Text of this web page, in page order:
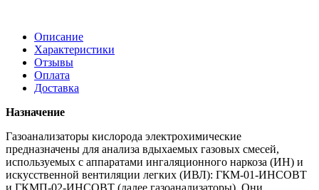
Описание
Характеристики
Отзывы
Оплата
Доставка
Назначение
Газоанализаторы кислорода электрохимические
предназначены для анализа вдыхаемых газовых смесей,
используемых с аппаратами ингаляционного наркоза (ИН) и
искусственной вентиляции легких (ИВЛ): ГКМ-01-ИНСОВТ